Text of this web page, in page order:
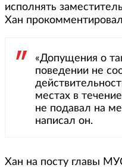
исполнять
Хан
«Допущения о
поведении не
местах в
не подавал на
написал он.
Хан на посту главы